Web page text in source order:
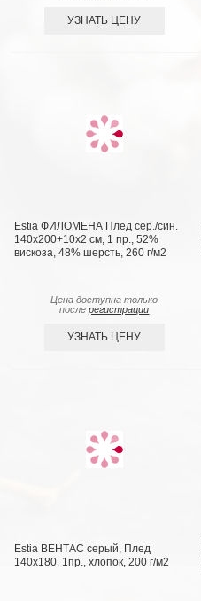
УЗНАТЬ ЦЕНУ
Estia ФИЛОМЕНА Плед сер./син.
140х200+10х2 см, 1 пр., 52%
вискоза, 48% шерсть, 260 г/м2
Цена доступна только
послерегистрации
УЗНАТЬ ЦЕНУ
Estia ВЕНТАС серый, Плед
140х180, 1пр., хлопок, 200 г/м2